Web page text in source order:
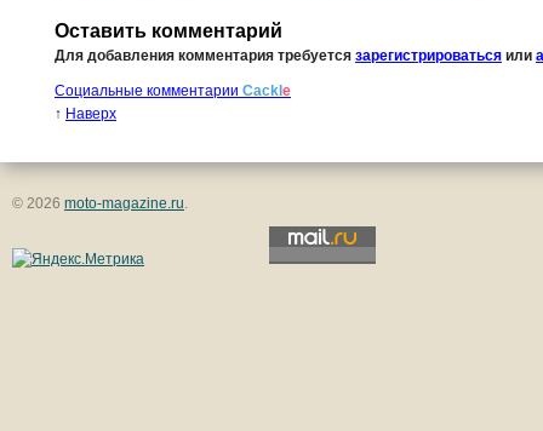
Оставить комментарий
Для добавления комментария требуется зарегистрироваться или
Социальные комментарии Cackle
↑ Наверх
© 2026 moto-magazine.ru